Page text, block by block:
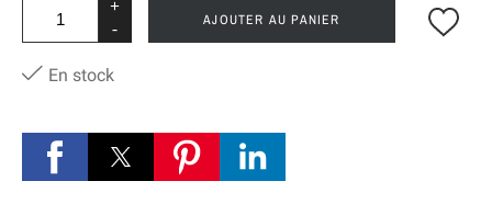
+
-
AJOUTER AU PANIER
En stock